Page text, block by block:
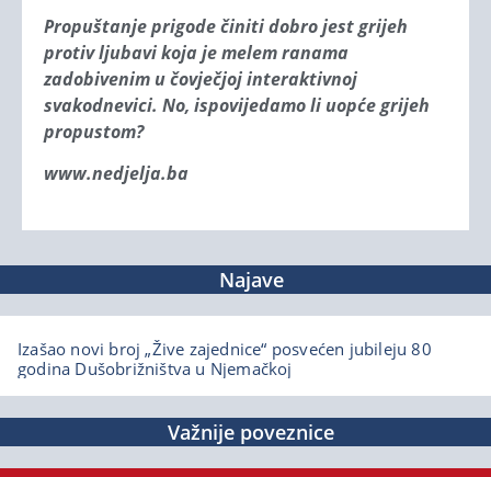
Propuštanje prigode činiti dobro jest grijeh
protiv ljubavi koja je melem ranama
zadobivenim u čovječjoj interaktivnoj
svakodnevici. No, ispovijedamo li uopće grijeh
propustom?
www.nedjelja.ba
Najave
Izašao novi broj „Žive zajednice“ posvećen jubileju 80
godina Dušobrižništva u Njemačkoj
Važnije poveznice